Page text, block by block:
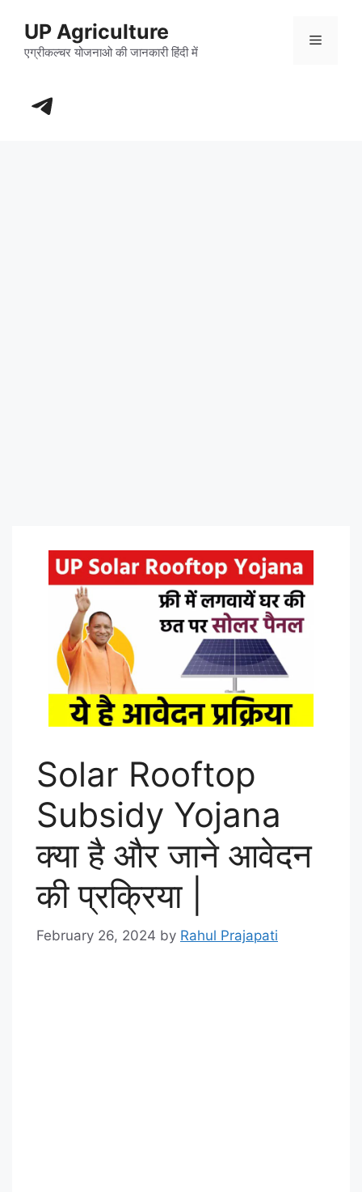
content
UP Agriculture
एग्रीकल्चर योजनाओ की जानकारी हिंदी में
Menu
https://t.me/+_dXT-DwpRj03ZDhl
Solar Rooftop
Subsidy Yojana
क्या है और जाने आवेदन
की प्रक्रिया |
February 26, 2024 by Rahul Prajapati